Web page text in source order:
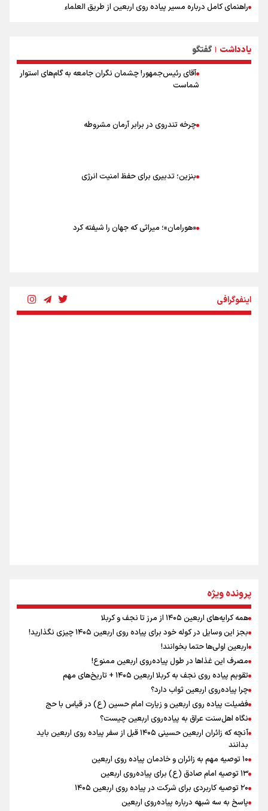
راهنمای کامل درباره مسیر پیاده روی اربعین از طریق العلماء
بهترین موکب‌های ایرانی در پیاده روی اربعین ۱۴۰۵
یادداشت | گفتگو
آقای رئیس‌جمهور! چشمان نگران جامعه به گام‌های استوار
شماست
چرخه تندروی در برابر آرمان مشروطه
بنزین؛ تدبیری برای حفظ امنیت انرژی
«هورامان»؛ میراثی که جهان را شیفته کرد
نگاه تمدنی رهبر شهید به فضای مجازی
رابطه کارگر و کارفرما در اندیشه رهبر شهید: از تضاد به
زوجیت
اینفوگرافی
اینفو برنا / توصیه‌هایی طلایی برای پیاده روی اربعین
اینفو برنا / جدول کامل فاصله مرز شلمچه تا شهرهای زیارتی
عراق
پرونده ویژه
همه کرایه‌های اربعین ۱۴۰۵ از مرز تا نجف و کربلا
بجز این وسایل در کوله خود برای پیاده روی اربعین ۱۴۰۵ چیزی نگذارید!
اربعین اولی‌ها حتما بخوانند!
مصرف این غذاها در طول پیاده‌روی اربعین ممنوع!
تقویم پیاده روی نجف به کربلا اربعین ۱۴۰۵ + تاریخ‌های مهم
چرا پیاده‌روی اربعین ثواب دارد؟
فضیلت پیاده روی اربعین و زیارت امام حسین (ع) در قیاس با حج
نگاه اهل‌سنت عراق به پیاده‌روی اربعین چیست؟
آنچه که زائران اربعین حسینی ۱۴۰۵ قبل از سفر پیاده روی اربعین باید
بدانند
۱۰ توصیه مهم به زائران و خادمان پیاده روی اربعین
۱۳ توصیه امام صادق (ع) برای پیاده‌روی اربعین
۲۰ توصیه کاربردی برای شرکت در پیاده روی اربعین ۱۴۰۵
پاسخ به سه‌ شبهه درباره پیاده‌روی اربعین